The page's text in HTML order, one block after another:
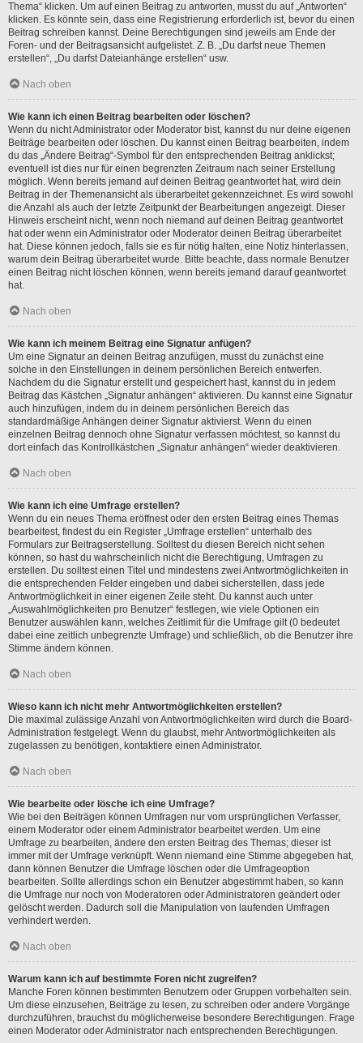
Thema“ klicken. Um auf einen Beitrag zu antworten, musst du auf „Antworten“
klicken. Es könnte sein, dass eine Registrierung erforderlich ist, bevor du einen
Beitrag schreiben kannst. Deine Berechtigungen sind jeweils am Ende der
Foren- und der Beitragsansicht aufgelistet. Z. B. „Du darfst neue Themen
erstellen“, „Du darfst Dateianhänge erstellen“ usw.
Nach oben
Wie kann ich einen Beitrag bearbeiten oder löschen?
Wenn du nicht Administrator oder Moderator bist, kannst du nur deine eigenen
Beiträge bearbeiten oder löschen. Du kannst einen Beitrag bearbeiten, indem
du das „Ändere Beitrag“-Symbol für den entsprechenden Beitrag anklickst;
eventuell ist dies nur für einen begrenzten Zeitraum nach seiner Erstellung
möglich. Wenn bereits jemand auf deinen Beitrag geantwortet hat, wird dein
Beitrag in der Themenansicht als überarbeitet gekennzeichnet. Es wird sowohl
die Anzahl als auch der letzte Zeitpunkt der Bearbeitungen angezeigt. Dieser
Hinweis erscheint nicht, wenn noch niemand auf deinen Beitrag geantwortet
hat oder wenn ein Administrator oder Moderator deinen Beitrag überarbeitet
hat. Diese können jedoch, falls sie es für nötig halten, eine Notiz hinterlassen,
warum dein Beitrag überarbeitet wurde. Bitte beachte, dass normale Benutzer
einen Beitrag nicht löschen können, wenn bereits jemand darauf geantwortet
hat.
Nach oben
Wie kann ich meinem Beitrag eine Signatur anfügen?
Um eine Signatur an deinen Beitrag anzufügen, musst du zunächst eine
solche in den Einstellungen in deinem persönlichen Bereich entwerfen.
Nachdem du die Signatur erstellt und gespeichert hast, kannst du in jedem
Beitrag das Kästchen „Signatur anhängen“ aktivieren. Du kannst eine Signatur
auch hinzufügen, indem du in deinem persönlichen Bereich das
standardmäßige Anhängen deiner Signatur aktivierst. Wenn du einen
einzelnen Beitrag dennoch ohne Signatur verfassen möchtest, so kannst du
dort einfach das Kontrollkästchen „Signatur anhängen“ wieder deaktivieren.
Nach oben
Wie kann ich eine Umfrage erstellen?
Wenn du ein neues Thema eröffnest oder den ersten Beitrag eines Themas
bearbeitest, findest du ein Register „Umfrage erstellen“ unterhalb des
Formulars zur Beitragserstellung. Solltest du diesen Bereich nicht sehen
können, so hast du wahrscheinlich nicht die Berechtigung, Umfragen zu
erstellen. Du solltest einen Titel und mindestens zwei Antwortmöglichkeiten in
die entsprechenden Felder eingeben und dabei sicherstellen, dass jede
Antwortmöglichkeit in einer eigenen Zeile steht. Du kannst auch unter
„Auswahlmöglichkeiten pro Benutzer“ festlegen, wie viele Optionen ein
Benutzer auswählen kann, welches Zeitlimit für die Umfrage gilt (0 bedeutet
dabei eine zeitlich unbegrenzte Umfrage) und schließlich, ob die Benutzer ihre
Stimme ändern können.
Nach oben
Wieso kann ich nicht mehr Antwortmöglichkeiten erstellen?
Die maximal zulässige Anzahl von Antwortmöglichkeiten wird durch die Board-
Administration festgelegt. Wenn du glaubst, mehr Antwortmöglichkeiten als
zugelassen zu benötigen, kontaktiere einen Administrator.
Nach oben
Wie bearbeite oder lösche ich eine Umfrage?
Wie bei den Beiträgen können Umfragen nur vom ursprünglichen Verfasser,
einem Moderator oder einem Administrator bearbeitet werden. Um eine
Umfrage zu bearbeiten, ändere den ersten Beitrag des Themas; dieser ist
immer mit der Umfrage verknüpft. Wenn niemand eine Stimme abgegeben hat,
dann können Benutzer die Umfrage löschen oder die Umfrageoption
bearbeiten. Sollte allerdings schon ein Benutzer abgestimmt haben, so kann
die Umfrage nur noch von Moderatoren oder Administratoren geändert oder
gelöscht werden. Dadurch soll die Manipulation von laufenden Umfragen
verhindert werden.
Nach oben
Warum kann ich auf bestimmte Foren nicht zugreifen?
Manche Foren können bestimmten Benutzern oder Gruppen vorbehalten sein.
Um diese einzusehen, Beiträge zu lesen, zu schreiben oder andere Vorgänge
durchzuführen, brauchst du möglicherweise besondere Berechtigungen. Frage
einen Moderator oder Administrator nach entsprechenden Berechtigungen.